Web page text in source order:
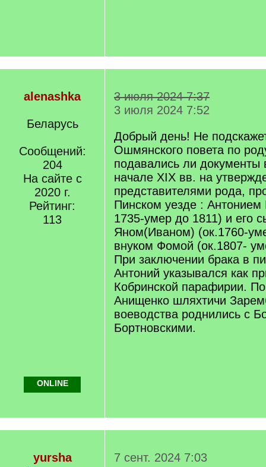
alenashka
Беларусь
Сообщений:
204
На сайте с
2020 г.
Рейтинг:
113
3 июля 2024 7:37
3 июля 2024 7:52
Добрый день! Не
Ошмянского повета по
подавались ли документы
начале XIX вв. на
представителями рода,
Пинском уезде :
1735-умер до 1811) и его
Яном(Иваном) (ок.1760-
внуком Фомой (ок.1807-
При заключении брака в
Антоний указывался как
Кобринской парафирии.
Анищенко шляхтичи
воеводства роднились с
Бортновскими.
ONLINE
yursha
7 сент. 2024 7:03